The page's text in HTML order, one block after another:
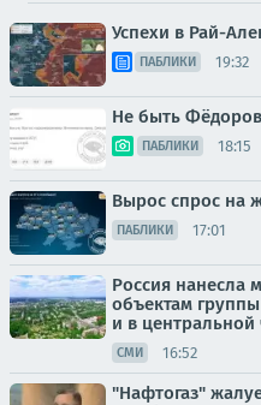
Успехи в Рай-
ПАБЛИКИ 19:32
Не быть
ПАБЛИКИ 18:15
Вырос спрос на
ПАБЛИКИ 17:01
Россия нанесла
объектам
и в центральной
СМИ 16:52
"Нафтогаз"